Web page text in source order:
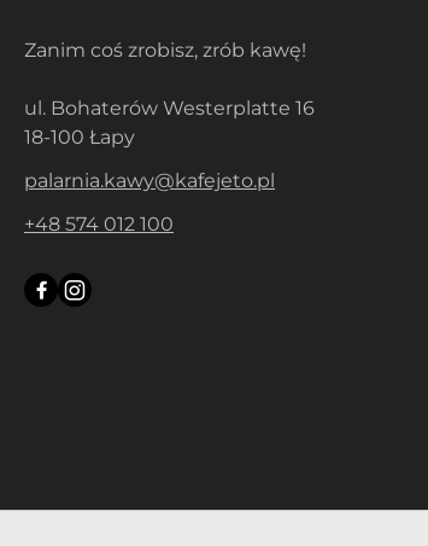
Zanim coś zrobisz, zrób kawę!
ul. Bohaterów Westerplatte 16
18-100 Łapy
palarnia.kawy@kafejeto.pl
+48 574 012 100